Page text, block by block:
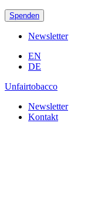
Spenden
Newsletter
EN
DE
Unfairtobacco
Newsletter
Kontakt